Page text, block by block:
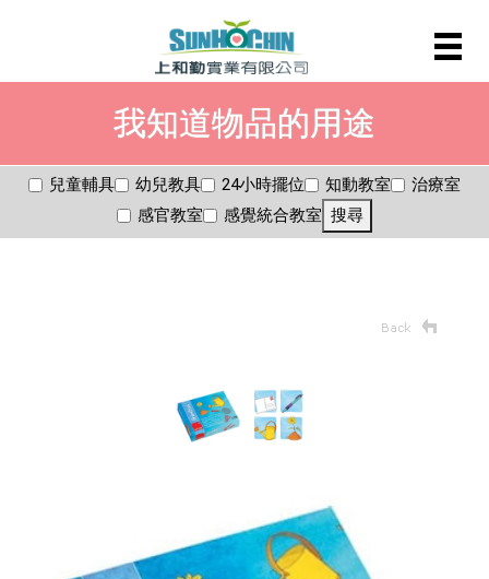
我知道物品的用途
兒童輔具 幼兒教具 24小時擺位 知動教室
治療室
感官教室
感覺統合教室 搜尋